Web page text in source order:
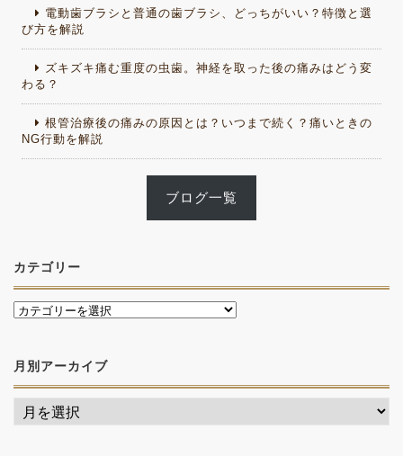
電動歯ブラシと普通の歯ブラシ、どっちがいい？特徴と選
び方を解説
ズキズキ痛む重度の虫歯。神経を取った後の痛みはどう変
わる？
根管治療後の痛みの原因とは？いつまで続く？痛いときの
NG行動を解説
ブログ一覧
カテゴリー
月別アーカイブ